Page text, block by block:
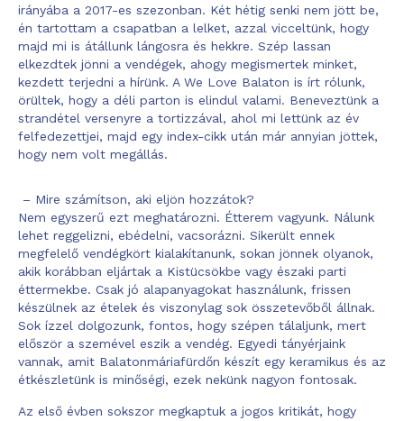
irányába a 2017-es szezonban. Két hétig senki nem jött be,
én tartottam a csapatban a lelket, azzal vicceltünk, hogy
majd mi is átállunk lángosra és hekkre. Szép lassan
elkezdtek jönni a vendégek, ahogy megismertek minket,
kezdett terjedni a hírünk. A We Love Balaton is írt rólunk,
örültek, hogy a déli parton is elindul valami. Beneveztünk a
strandétel versenyre a tortizzával, ahol mi lettünk az év
felfedezettjei, majd egy index-cikk után már annyian jöttek,
hogy nem volt megállás.
– Mire számítson, aki eljön hozzátok?
Nem egyszerű ezt meghatározni. Étterem vagyunk. Nálunk
lehet reggelizni, ebédelni, vacsorázni. Sikerült ennek
megfelelő vendégkört kialakítanunk, sokan jönnek olyanok,
akik korábban eljártak a Kistücsökbe vagy északi parti
éttermekbe. Csak jó alapanyagokat használunk, frissen
készülnek az ételek és viszonylag sok összetevőből állnak.
Sok ízzel dolgozunk, fontos, hogy szépen tálaljunk, mert
először a szemével eszik a vendég. Egyedi tányérjaink
vannak, amit Balatonmáriafürdőn készít egy keramikus és az
étkészletünk is minőségi, ezek nekünk nagyon fontosak.
Az első évben sokszor megkaptuk a jogos kritikát, hogy